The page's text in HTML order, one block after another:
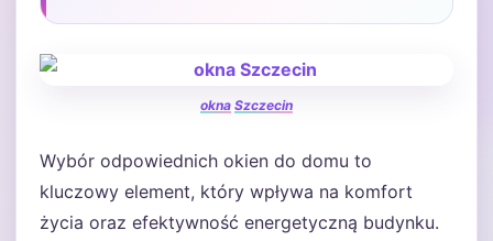
okna Szczecin
Wybór odpowiednich okien do domu to
kluczowy element, który wpływa na komfort
życia oraz efektywność energetyczną budynku.